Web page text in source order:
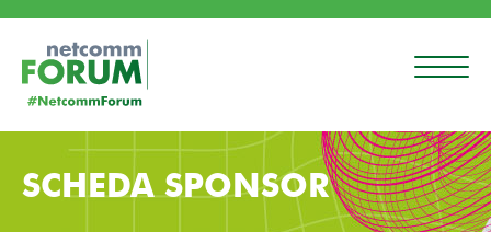
SCHEDA SPONSOR